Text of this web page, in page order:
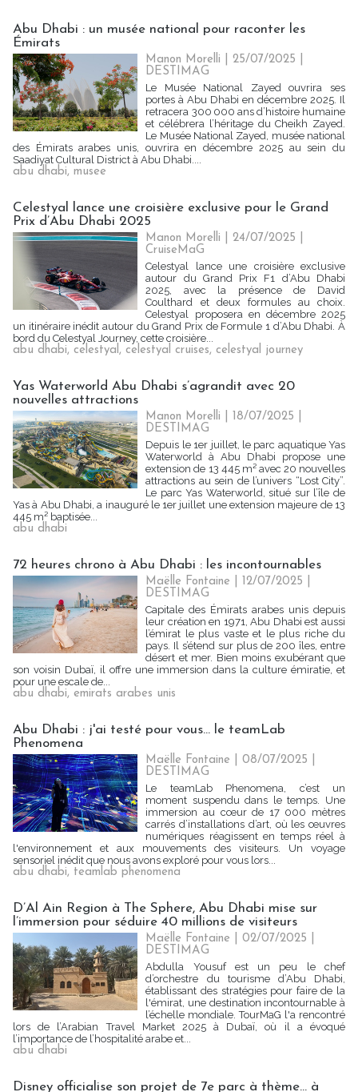
Abu Dhabi : un musée national pour raconter les
Émirats
Manon Morelli | 25/07/2025
DESTIMAG
Le Musée National Zayed ouvrira ses
portes à Abu Dhabi en décembre 2025. Il
retracera 300 000 ans d’histoire humaine
et célébrera l’héritage du Cheikh Zayed.
Le Musée National Zayed, musée national
des Émirats arabes unis, ouvrira en décembre 2025 au sein du
Saadiyat Cultural District à Abu Dhabi....
abu dhabi, musee
Celestyal lance une croisière exclusive pour le Grand
Prix d’Abu Dhabi 2025
Manon Morelli | 24/07/2025
CruiseMaG
Celestyal lance une croisière exclusive
autour du Grand Prix F1 d’Abu Dhabi
2025, avec la présence de David
Coulthard et deux formules au choix.
Celestyal proposera en décembre 2025
un itinéraire inédit autour du Grand Prix de Formule 1 d’Abu Dhabi. À
bord du Celestyal Journey, cette croisière...
abu dhabi, celestyal, celestyal cruises, celestyal journey
Yas Waterworld Abu Dhabi s’agrandit avec 20
nouvelles attractions
Manon Morelli | 18/07/2025
DESTIMAG
Depuis le 1er juillet, le parc aquatique Yas
Waterworld à Abu Dhabi propose une
extension de 13 445 m² avec 20 nouvelles
attractions au sein de l’univers “Lost City”.
Le parc Yas Waterworld, situé sur l’île de
Yas à Abu Dhabi, a inauguré le 1er juillet une extension majeure de 13
445 m² baptisée...
abu dhabi
72 heures chrono à Abu Dhabi : les incontournables
Maëlle Fontaine | 12/07/2025
DESTIMAG
Capitale des Émirats arabes unis depuis
leur création en 1971, Abu Dhabi est aussi
l’émirat le plus vaste et le plus riche du
pays. Il s’étend sur plus de 200 îles, entre
désert et mer. Bien moins exubérant que
son voisin Dubaï, il offre une immersion dans la culture émiratie, et
pour une escale de...
abu dhabi, emirats arabes unis
Abu Dhabi : j'ai testé pour vous... le teamLab
Phenomena
Maëlle Fontaine | 08/07/2025
DESTIMAG
Le teamLab Phenomena, c’est un
moment suspendu dans le temps. Une
immersion au cœur de 17 000 mètres
carrés d’installations d’art, où les œuvres
numériques réagissent en temps réel à
l'environnement et aux mouvements des visiteurs. Un voyage
sensoriel inédit que nous avons exploré pour vous lors...
abu dhabi, teamlab phenomena
D’Al Ain Region à The Sphere, Abu Dhabi mise sur
l’immersion pour séduire 40 millions de visiteurs
Maëlle Fontaine | 02/07/2025
DESTIMAG
Abdulla Yousuf est un peu le chef
d’orchestre du tourisme d’Abu Dhabi,
établissant des stratégies pour faire de la
l'émirat, une destination incontournable à
l’échelle mondiale. TourMaG l'a rencontré
lors de l’Arabian Travel Market 2025 à Dubaï, où il a évoqué
l’importance de l’hospitalité arabe et...
abu dhabi
Disney officialise son projet de 7e parc à thème... à